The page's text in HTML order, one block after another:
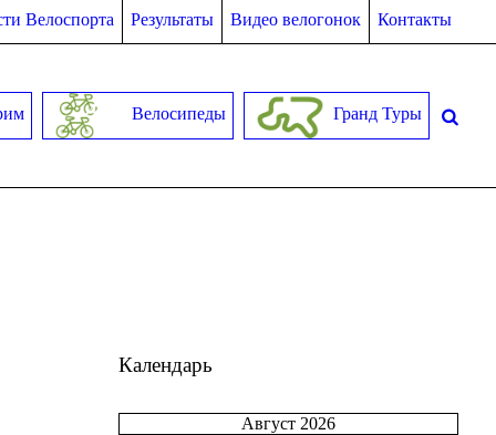
Велоспорта Результаты Видео велогонок Контакты
Велосипеды Гранд Туры
Календарь
Август 2026